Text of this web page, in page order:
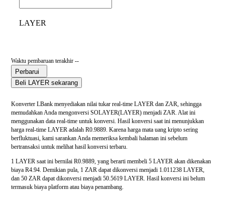
LAYER
Waktu pembaruan terakhir --
Perbarui
Beli LAYER sekarang
Konverter LBank menyediakan nilai tukar real-time LAYER dan ZAR, sehingga
memudahkan Anda mengonversi SOLAYER(LAYER) menjadi ZAR. Alat ini
menggunakan data real-time untuk konversi. Hasil konversi saat ini menunjukkan
harga real-time LAYER adalah R0.9889. Karena harga mata uang kripto sering
berfluktuasi, kami sarankan Anda memeriksa kembali halaman ini sebelum
bertransaksi untuk melihat hasil konversi terbaru.
1 LAYER saat ini bernilai R0.9889, yang berarti membeli 5 LAYER akan dikenakan
biaya R4.94. Demikian pula, 1 ZAR dapat dikonversi menjadi 1.011238 LAYER,
dan 50 ZAR dapat dikonversi menjadi 50.5619 LAYER. Hasil konversi ini belum
termasuk biaya platform atau biaya penambang.